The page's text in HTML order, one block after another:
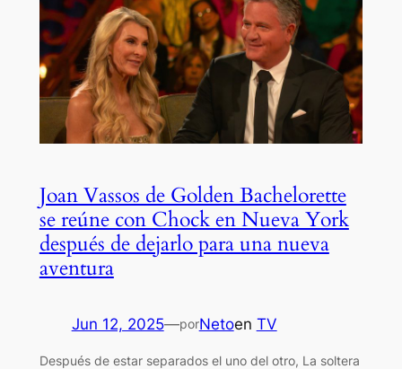
Joan Vassos de Golden Bachelorette
se reúne con Chock en Nueva York
después de dejarlo para una nueva
aventura
Jun 12, 2025—porNetoen TV
Después de estar separados el uno del otro, La soltera